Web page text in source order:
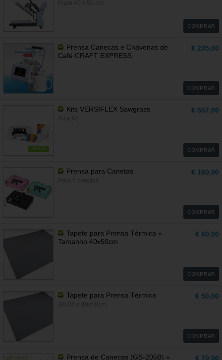
COMPRAR
Prensa Canecas e Chávenas de
Café CRAFT EXPRESS
€ 235,00
COMPRAR
NOVO
Kits VERSIFLEX Sawgrass € 557,00
COMPRAR
Prensa para Canetas € 160,00
COMPRAR
Tapete para Prensa Térmica »
Tamanho 40x50cm
€ 60,00
COMPRAR
Tapete para Prensa Térmica € 50,00
COMPRAR
Prensa de Canecas (GS-205B) » € 70,00